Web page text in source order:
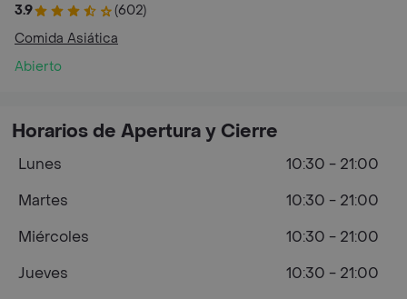
3.9
(602)
Comida Asiática
Abierto
Horarios de Apertura y Cierre
Lunes
10:30 - 21:00
Martes
10:30 - 21:00
Miércoles
10:30 - 21:00
Jueves
10:30 - 21:00